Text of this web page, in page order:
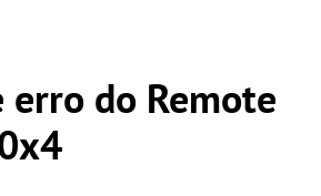
erro do Remote